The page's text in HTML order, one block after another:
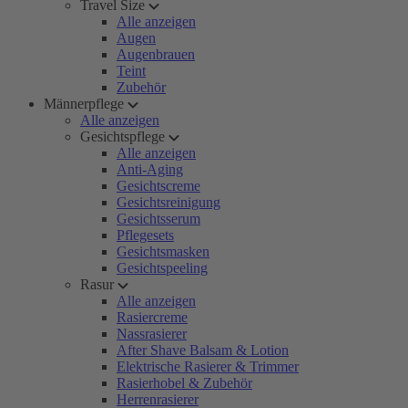
Travel Size
Alle anzeigen
Augen
Augenbrauen
Teint
Zubehör
Männerpflege
Alle anzeigen
Gesichtspflege
Alle anzeigen
Anti-Aging
Gesichtscreme
Gesichtsreinigung
Gesichtsserum
Pflegesets
Gesichtsmasken
Gesichtspeeling
Rasur
Alle anzeigen
Rasiercreme
Nassrasierer
After Shave Balsam & Lotion
Elektrische Rasierer & Trimmer
Rasierhobel & Zubehör
Herrenrasierer